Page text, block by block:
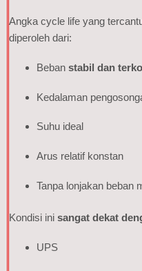
Angka cycle life yang
diperoleh dari:
Beban stabil dan
Kedalaman
Suhu ideal
Arus relatif konstan
Tanpa lonjakan beban
Kondisi ini sangat dekat
UPS